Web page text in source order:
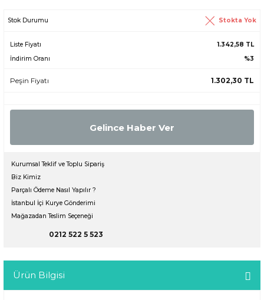
Stok Durumu Stokta Yok
Liste Fiyatı
1.342,58 TL
İndirim Oranı
%3
Peşin Fiyatı 1.302,30 TL
Gelince Haber Ver
Kurumsal Teklif ve Toplu Sipariş
Biz Kimiz
Parçalı Ödeme Nasıl Yapılır ?
İstanbul İçi Kurye Gönderimi
Mağazadan Teslim Seçeneği
0212 522 5 523
Ürün Bilgisi